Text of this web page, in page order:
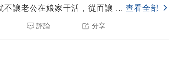
不讓老公在娘家干活，從而讓 ... 查看全部
評論 分享